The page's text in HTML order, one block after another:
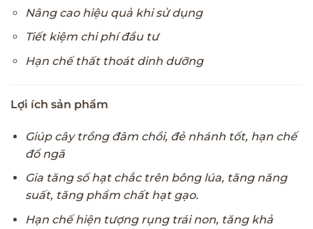
Nâng cao hiệu quả khi sử dụng
Tiết kiệm chi phí đầu tư
Hạn chế thất thoát dinh dưỡng
Lợi ích sản phẩm
Giúp cây trồng đâm chồi, đẻ nhánh tốt, hạn chế
đổ ngã
Gia tăng số hạt chắc trên bông lúa, tăng năng
suất, tăng phẩm chất hạt gạo.
Hạn chế hiện tượng rụng trái non, tăng khả